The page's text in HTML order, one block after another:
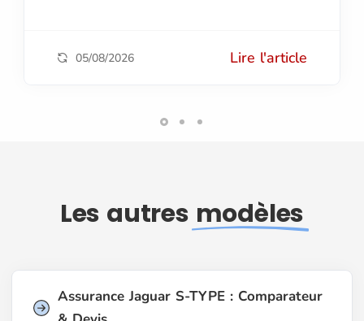
05/08/2026 Lire l'article
Les autres modèles
Assurance Jaguar S-TYPE : Comparateur